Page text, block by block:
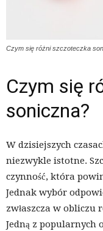
Czym się różni szczoteczka
Czym się
soniczna?
W dzisiejszych
niezwykle istotne.
czynność, która
Jednak wybór
zwłaszcza w obliczu
Jedną z popularnych